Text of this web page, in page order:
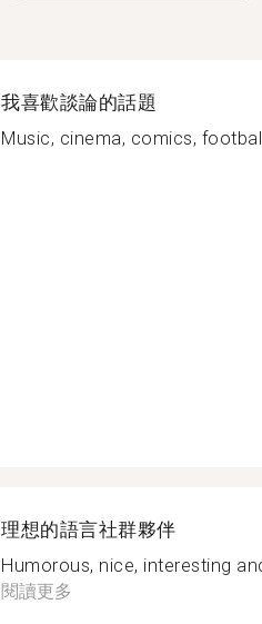
我喜歡談論的話題
Music, cinema, comics,
理想的語言社群夥伴
Humorous, nice, interesting
閱讀更多